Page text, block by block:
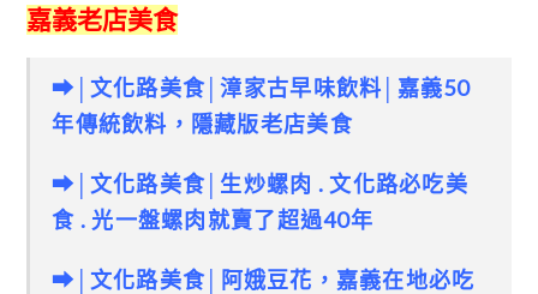
嘉義老店美食
➡│文化路美食│漳家古早味飲料│嘉義50
年傳統飲料，隱藏版老店美食
➡│文化路美食│生炒螺肉 . 文化路必吃美
食 . 光一盤螺肉就賣了超過40年
➡│文化路美食│
阿娥豆花，嘉義在地必吃